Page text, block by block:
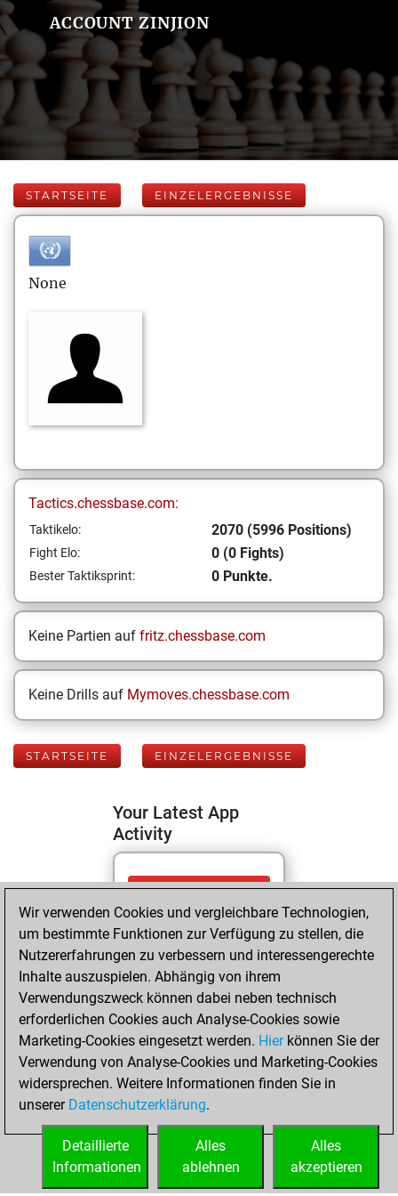
ACCOUNT ZINJION
STARTSEITE EINZELERGEBNISSE
None
Tactics.chessbase.com:
Taktikelo: 2070 (5996 Positions)
Fight Elo: 0 (0 Fights)
Bester Taktiksprint: 0 Punkte.
Keine Partien auf fritz.chessbase.com
Keine Drills auf Mymoves.chessbase.com
STARTSEITE EINZELERGEBNISSE
Your Latest App
Activity
Sonntag, Mai 31,
2026
You totalled
5996 tactics
positions
Tactics
You solved
3360 tactics
positions
You achieved
tactics positions
Wir verwenden Cookies und vergleichbare Technologien,
um bestimmte Funktionen zur Verfügung zu stellen, die
Nutzererfahrungen zu verbessern und interessengerechte
Inhalte auszuspielen. Abhängig von ihrem
Verwendungszweck können dabei neben technisch
erforderlichen Cookies auch Analyse-Cookies sowie
Marketing-Cookies eingesetzt werden. Hierkönnen Sie der
Verwendung von Analyse-Cookies und Marketing-Cookies
widersprechen. Weitere Informationen finden Sie in
unserer Datenschutzerklärung.
Alles
akzeptieren
Alles
ablehnen
Detaillierte
Informationen